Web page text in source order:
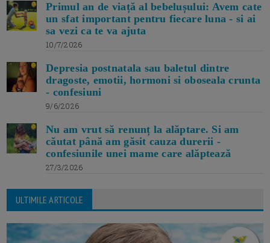
Primul an de viață al bebelușului: Avem cate
un sfat important pentru fiecare luna - si ai
sa vezi ca te va ajuta
10/7/2026
Depresia postnatala sau baletul dintre
dragoste, emotii, hormoni si oboseala crunta
- confesiuni
9/6/2026
Nu am vrut să renunț la alăptare. Si am
căutat până am găsit cauza durerii -
confesiunile unei mame care alăptează
27/3/2026
ULTIMILE ARTICOLE